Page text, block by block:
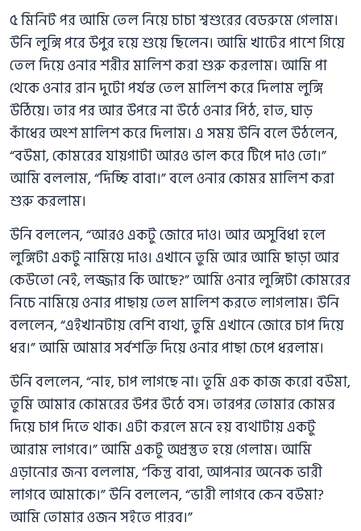
৫ মিনিট পর আমি তেল নিয়ে চাচা শ্বশুরের বেডরুমে গেলাম।
উনি লুঙ্গি পরে উপুর হয়ে শুয়ে ছিলেন। আমি খাটের পাশে গিয়ে
তেল দিয়ে ওনার শরীর মালিশ করা শুরু করলাম। আমি পা
থেকে ওনার রান দুটো পর্যন্ত তেল মালিশ করে দিলাম লুঙ্গি
উঠিয়ে। তার পর আর উপরে না উঠে ওনার পিঠ, হাত, ঘাড়
কাঁধের অংশ মালিশ করে দিলাম। এ সময় উনি বলে উঠলেন,
“বউমা, কোমরের যায়গাটা আরও ভাল করে টিপে দাও তো।”
আমি বললাম, “দিচ্ছি বাবা।” বলে ওনার কোমর মালিশ করা
শুরু করলাম।
উনি বললেন, “আরও একটু জোরে দাও। আর অসুবিধা হলে
লুঙ্গিটা একটু নামিয়ে দাও। এখানে তুমি আর আমি ছাড়া আর
কেউতো নেই, লজ্জার কি আছে?” আমি ওনার লুঙ্গিটা কোমরের
নিচে নামিয়ে ওনার পাছায় তেল মালিশ করতে লাগলাম। উনি
বললেন, “এইখানটায় বেশি ব্যথা, তুমি এখানে জোরে চাপ দিয়ে
ধর।” আমি আমার সর্বশক্তি দিয়ে ওনার পাছা চেপে ধরলাম।
উনি বললেন, “নাহ, চাপ লাগছে না। তুমি এক কাজ করো বউমা,
তুমি আমার কোমরের উপর উঠে বস। তারপর তোমার কোমর
দিয়ে চাপ দিতে থাক। এটা করলে মনে হয় ব্যথাটায় একটু
আরাম লাগবে।” আমি একটু অপ্রস্তুত হয়ে গেলাম। আমি
এড়ানোর জন্য বললাম, “কিন্তু বাবা, আপনার অনেক ভারী
লাগবে আমাকে।” উনি বললেন, “ভারী লাগবে কেন বউমা?
আমি তোমার ওজন সইতে পারব।”